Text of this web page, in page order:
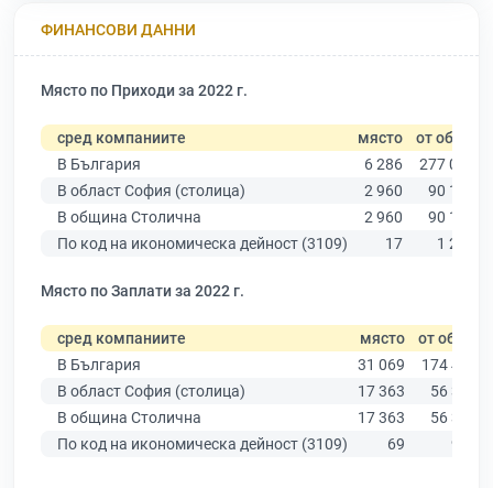
ФИНАНСОВИ ДАННИ
Място по Приходи за 2022 г.
сред компаниите място от общо
В България
6 286
277 019
В област София (столица)
2 960
90 178
В община Столична
2 960
90 178
По код на икономическа дейност (3109)
17 1 265
Място по Заплати за 2022 г.
сред компаниите място от общо
В България
31 069
174 403
В област София (столица)
17 363
56 378
В община Столична
17 363
56 378
По код на икономическа дейност (3109)
69 984